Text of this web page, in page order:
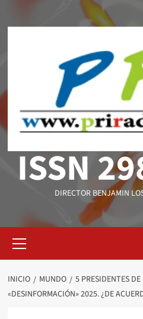
ISSN
DIRECTOR BENJAMIN
primario
INICIO MUNDO
5 PRESIDENTES
«DESINFORMACIÓN» 2025. ¿DE